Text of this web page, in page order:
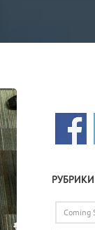
РУБРИКИ
Coming